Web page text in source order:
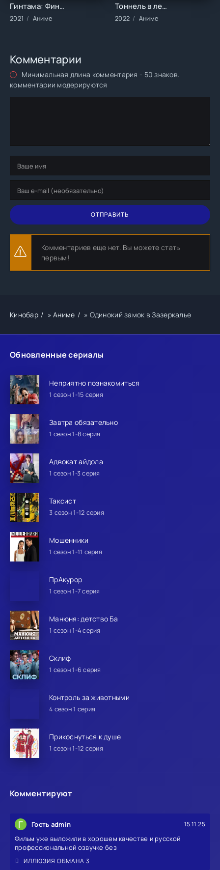
Обновленные сериалы
Неприятно познакомиться
1 сезон 1-15 серия
Завтра обязательно
1 сезон 1-8 серия
Адвокат айдола
1 сезон 1-3 серия
Таксист
3 сезон 1-12 серия
Мошенники
1 сезон 1-11 серия
ПрАкурор
1 сезон 1-7 серия
Манюня: детство Ба
1 сезон 1-4 серия
Склиф
1 сезон 1-6 серия
Контроль за животными
4 сезон 1 серия
Прикоснуться к душе
1 сезон 1-12 серия
Комментируют
Г Гость admin 15.11.25
Фильм уже выложили в хорошем качестве и русской
профессиональной озвучке без
ИЛЛЮЗИЯ ОБМАНА 3
Гинтама: Финал (2021)
2021 Аниме
Тоннель в лето, выход прощаний (2022)
2022 Аниме
Комментарии
Минимальная длина комментария - 50 знаков.
комментарии модерируются
ОТПРАВИТЬ
Комментариев еще нет. Вы можете стать
первым!
Кинобар »Аниме » Одинокий замок в Зазеркалье